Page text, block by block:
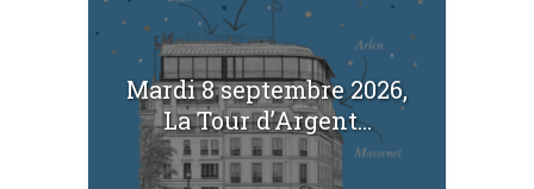
Mardi 8 septembre 2026,
La Tour d’Argent...